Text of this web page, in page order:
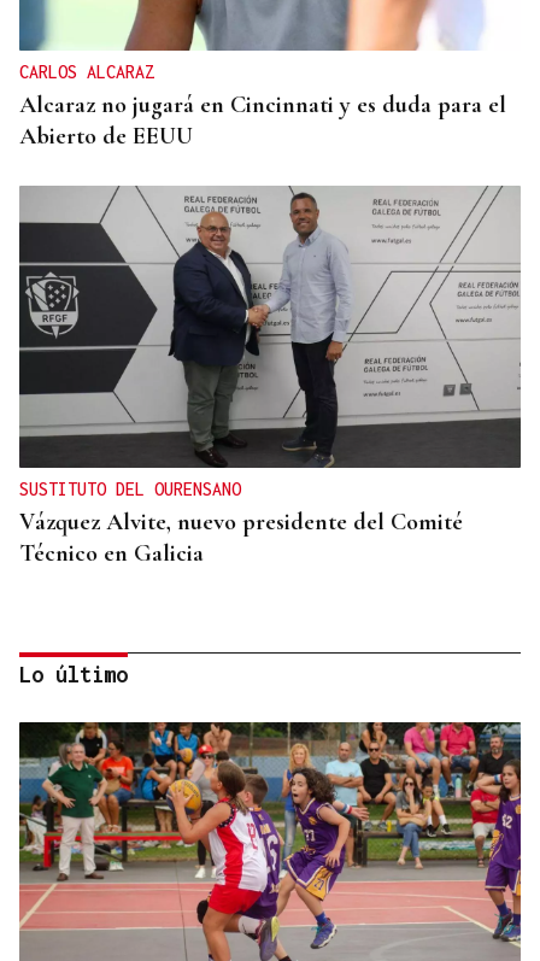
CARLOS ALCARAZ
Alcaraz no jugará en Cincinnati y es duda para el
Abierto de EEUU
SUSTITUTO DEL OURENSANO
Vázquez Alvite, nuevo presidente del Comité
Técnico en Galicia
DALLAS MAVERICKS
Santi Aldama, jugador de la NBA, visita Ourense
Lo último